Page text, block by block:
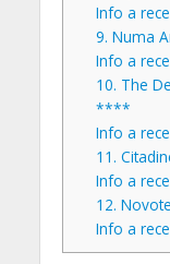
Info a
9. Numa
Info a
10. The
****
Info a
11.
Info a
12.
Info a